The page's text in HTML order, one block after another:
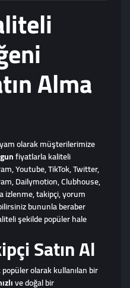
Alma
olarak müşterilerimize
fiyatlarla kaliteli
Youtube, TikTok, Twitter,
Dailymotion, Clubhouse,
izlenme, takipçi, yorum
bununla beraber
şekilde popüler hale
Satın Al
olarak kullanılan bir
ve doğal bir